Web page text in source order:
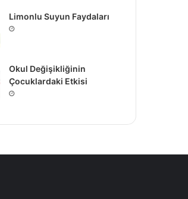
Limonlu Suyun Faydaları
Okul Değişikliğinin
Çocuklardaki Etkisi